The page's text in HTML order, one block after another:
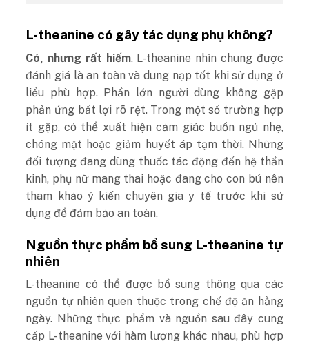
L-theanine có gây tác dụng phụ không?
Có, nhưng rất hiếm. L-theanine nhìn chung được
đánh giá là an toàn và dung nạp tốt khi sử dụng ở
liều phù hợp. Phần lớn người dùng không gặp
phản ứng bất lợi rõ rệt. Trong một số trường hợp
ít gặp, có thể xuất hiện cảm giác buồn ngủ nhẹ,
chóng mặt hoặc giảm huyết áp tạm thời. Những
đối tượng đang dùng thuốc tác động đến hệ thần
kinh, phụ nữ mang thai hoặc đang cho con bú nên
tham khảo ý kiến chuyên gia y tế trước khi sử
dụng để đảm bảo an toàn.
Nguồn thực phẩm bổ sung L-theanine tự
nhiên
L-theanine có thể được bổ sung thông qua các
nguồn tự nhiên quen thuộc trong chế độ ăn hằng
ngày. Những thực phẩm và nguồn sau đây cung
cấp L-theanine với hàm lượng khác nhau, phù hợp